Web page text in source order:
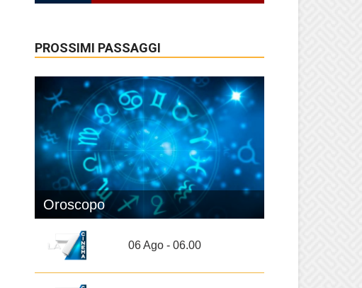
PROSSIMI PASSAGGI
Oroscopo
06 Ago - 06.00